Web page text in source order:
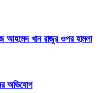
আহমেদ খান রাজুর ওপর হামলা
অভিযোগ